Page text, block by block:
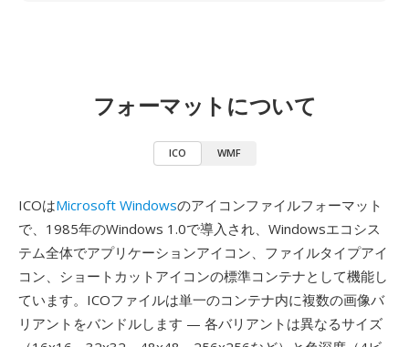
フォーマットについて
ICO WMF
ICOはMicrosoft Windowsのアイコンファイルフォーマット
で、1985年のWindows 1.0で導入され、Windowsエコシス
テム全体でアプリケーションアイコン、ファイルタイプアイ
コン、ショートカットアイコンの標準コンテナとして機能し
ています。ICOファイルは単一のコンテナ内に複数の画像バ
リアントをバンドルします — 各バリアントは異なるサイズ